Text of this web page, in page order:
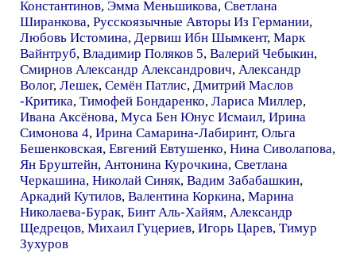
Константинов, Эмма Меньшикова, Светлана
Ширанкова, Русскоязычные Авторы Из Германии,
Любовь Истомина, Дервиш Ибн Шымкент, Марк
Вайнтруб, Владимир Поляков 5, Валерий Чебыкин,
Смирнов Александр Александрович, Александр
Волог, Лешек, Семён Патлис, Дмитрий Маслов
-Критика, Тимофей Бондаренко, Лариса Миллер,
Ивана Аксёнова, Муса Бен Юнус Исмаил, Ирина
Симонова 4, Ирина Самарина-Лабиринт, Ольга
Бешенковская, Евгений Евтушенко, Нина Сиволапова,
Ян Бруштейн, Антонина Курочкина, Светлана
Черкашина, Николай Синяк, Вадим Забабашкин,
Аркадий Кутилов, Валентина Коркина, Марина
Николаева-Бурак, Бинт Аль-Хайям, Александр
Щедрецов, Михаил Гуцериев, Игорь Царев, Тимур
Зухуров